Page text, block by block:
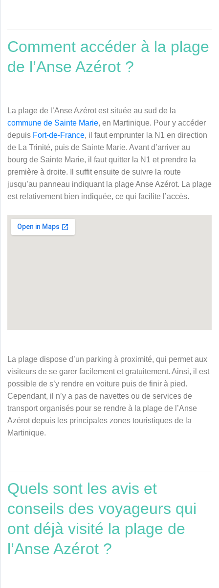
Comment accéder à la plage
de l’Anse Azérot ?
La plage de l’Anse Azérot est située au sud de la
commune de Sainte Marie, en Martinique. Pour y accéder
depuis Fort-de-France, il faut emprunter la N1 en direction
de La Trinité, puis de Sainte Marie. Avant d’arriver au
bourg de Sainte Marie, il faut quitter la N1 et prendre la
première à droite. Il suffit ensuite de suivre la route
jusqu’au panneau indiquant la plage Anse Azérot. La plage
est relativement bien indiquée, ce qui facilite l’accès.
La plage dispose d’un parking à proximité, qui permet aux
visiteurs de se garer facilement et gratuitement. Ainsi, il est
possible de s’y rendre en voiture puis de finir à pied.
Cependant, il n’y a pas de navettes ou de services de
transport organisés pour se rendre à la plage de l’Anse
Azérot depuis les principales zones touristiques de la
Martinique.
Quels sont les avis et
conseils des voyageurs qui
ont déjà visité la plage de
l’Anse Azérot ?